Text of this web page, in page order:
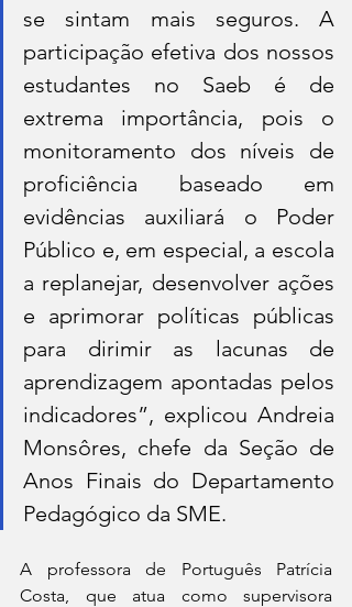
se sintam mais seguros. A
participação efetiva dos nossos
estudantes no Saeb é de
extrema importância, pois o
monitoramento dos níveis de
proficiência baseado em
evidências auxiliará o Poder
Público e, em especial, a escola
a replanejar, desenvolver ações
e aprimorar políticas públicas
para dirimir as lacunas de
aprendizagem apontadas pelos
indicadores”, explicou Andreia
Monsôres, chefe da Seção de
Anos Finais do Departamento
Pedagógico da SME.
A professora de Português Patrícia
Costa, que atua como supervisora